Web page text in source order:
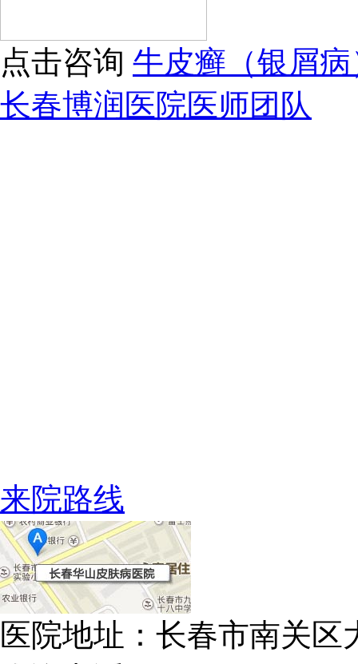
点击咨询 牛皮癣（银屑
长春博润医院医师团队
来院路线
医院地址：长春市南关区